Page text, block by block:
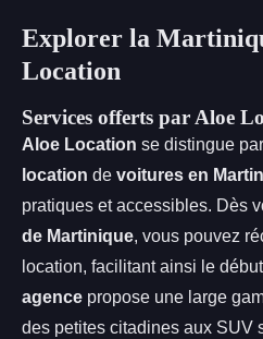
Explorer la
Location
Services offerts par Aloe
Aloe Location se distingue
location de voitures en
pratiques et accessibles. Dès
de Martinique, vous pouvez
location, facilitant ainsi le
agence propose une large
des petites citadines aux SUV